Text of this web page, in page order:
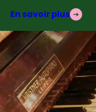
En savoir plus